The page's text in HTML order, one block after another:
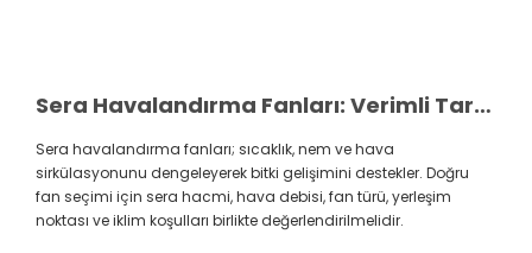
Sera Havalandırma Fanları: Verimli Tarım İçin Doğru Seçim
Sera havalandırma fanları; sıcaklık, nem ve hava
sirkülasyonunu dengeleyerek bitki gelişimini destekler. Doğru
fan seçimi için sera hacmi, hava debisi, fan türü, yerleşim
noktası ve iklim koşulları birlikte değerlendirilmelidir.